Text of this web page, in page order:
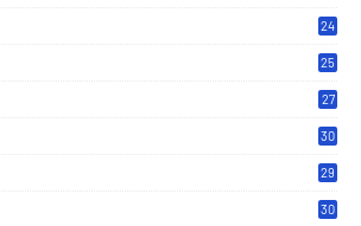
24
25
27
30
29
30